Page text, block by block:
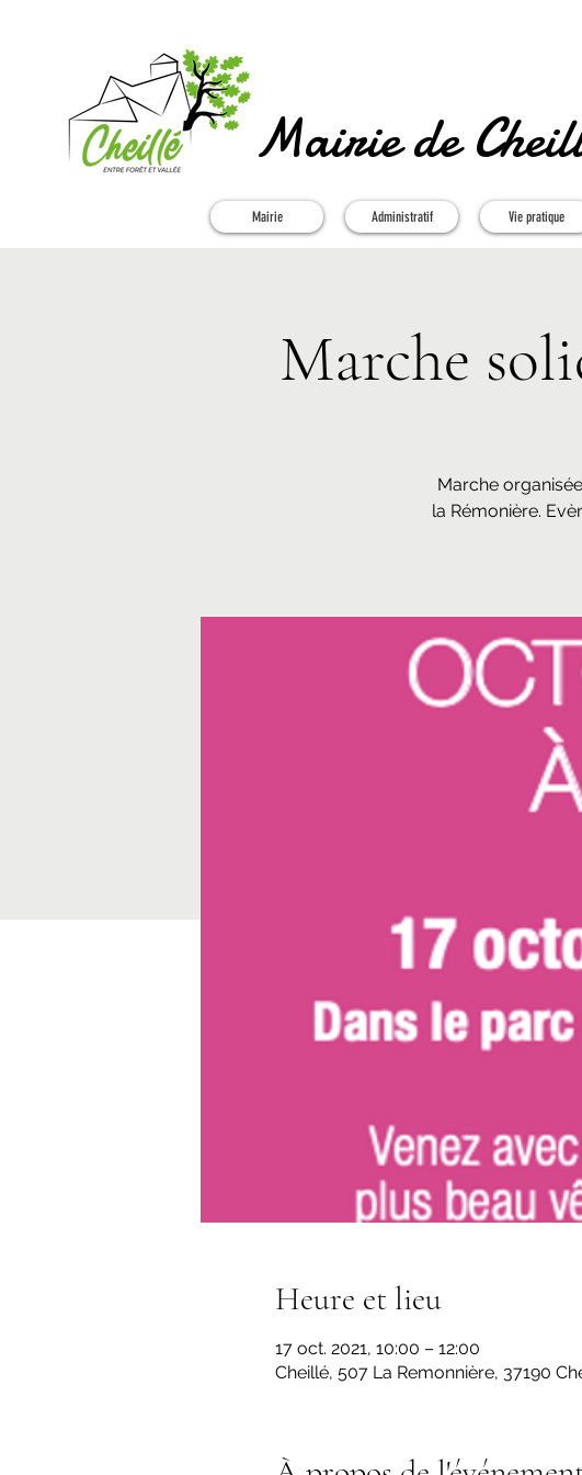
Mairie de
Mairie Administratif Vie pratique
Marche
Marche
la Rémonière.
Heure et lieu
17 oct. 2021, 10:00 – 12:00
Cheillé, 507 La Remonnière, 37190